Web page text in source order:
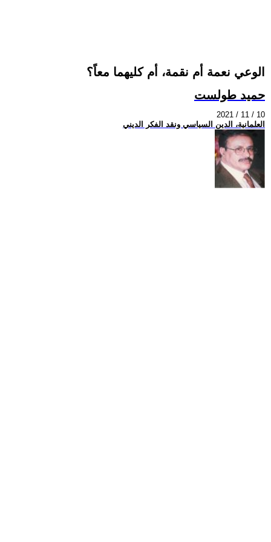
الوعي نعمة أم نقمة، أم كليهما معاً؟
حميد طولست
2021 / 11 / 10
العلمانية، الدين السياسي ونقد الفكر الديني